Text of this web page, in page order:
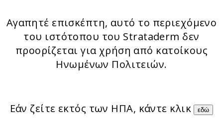
Αγαπητέ επισκέπτη, αυτό το περιεχόμενο
του ιστότοπου του Strataderm δεν
προορίζεται για χρήση από κατοίκους
Ηνωμένων Πολιτειών.
Εάν ζείτε εκτός των ΗΠΑ, κάντε κλικ εδώ